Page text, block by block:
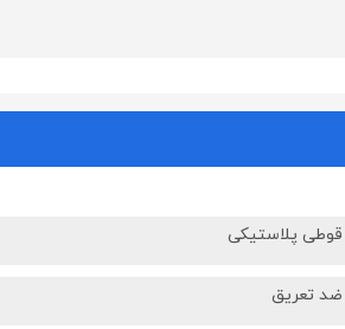
قوطی پلاستیکی
ضد تعریق